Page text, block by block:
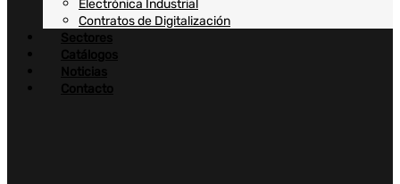
Electrónica Industrial
Contratos de Digitalización
Sectores
Catálogos
Noticias
Contacto